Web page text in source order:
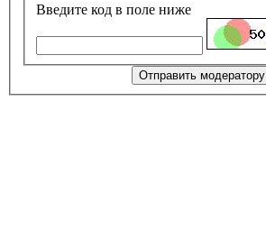
Введите код в поле ниже
Отправить модератору